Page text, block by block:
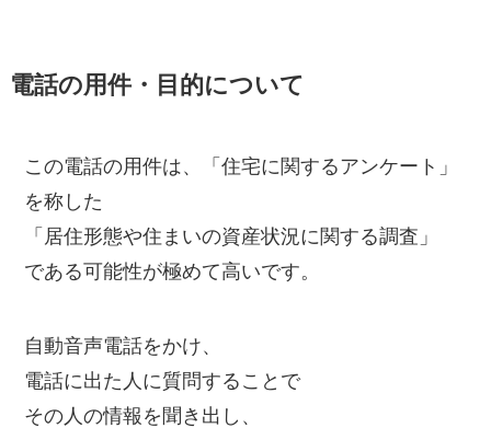
電話の用件・目的について
この電話の用件は、「住宅に関するアンケート」
を称した
「居住形態や住まいの資産状況に関する調査」
である可能性が極めて高いです。
自動音声電話をかけ、
電話に出た人に質問することで
その人の情報を聞き出し、